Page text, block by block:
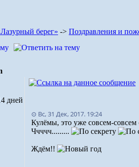
берег» -> Поздравления и
дней
⊙ Вс, 31 Дек, 2017. 19:24
Кулёмы, это уже совсем-совсем
Ччччч.........
Ждём!!